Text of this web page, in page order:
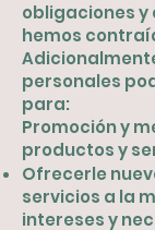
obligaciones y
hemos
personales
para:
Promoción y
productos y
Ofrecerle
servicios a la
intereses y